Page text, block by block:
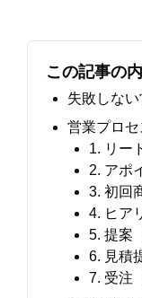
この記事の
失敗しな
営業プロ
1. リー
2. アポ
3. 初回
4. ヒア
5. 提案
6. 見積
7. 受注